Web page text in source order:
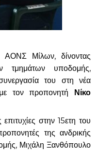
ΑΟΝΣ Μίλων, δίνοντας
τμημάτων υποδομής,
του στη νέα
τον προπονητή Νίκο
στην 15ετη του
της ανδρικής
Μιχάλη Ξανθόπουλο